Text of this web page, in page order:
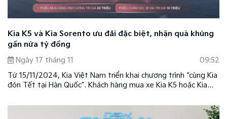
Kia K5 và Kia Sorento ưu đãi đặc biệt, nhận quà khủng
gần nửa tỷ đồng
Ngày 17 tháng 11
09:52
Từ 15/11/2024, Kia Việt Nam triển khai chương trình “cùng Kia
đón Tết tại Hàn Quốc”. Khách hàng mua xe Kia K5 hoặc Kia
gia rút thăm trúng thưởng với nhiều giải thưởng hấp dẫn.
Chương trình áp dụng theo các điều kiện và điều khoản do